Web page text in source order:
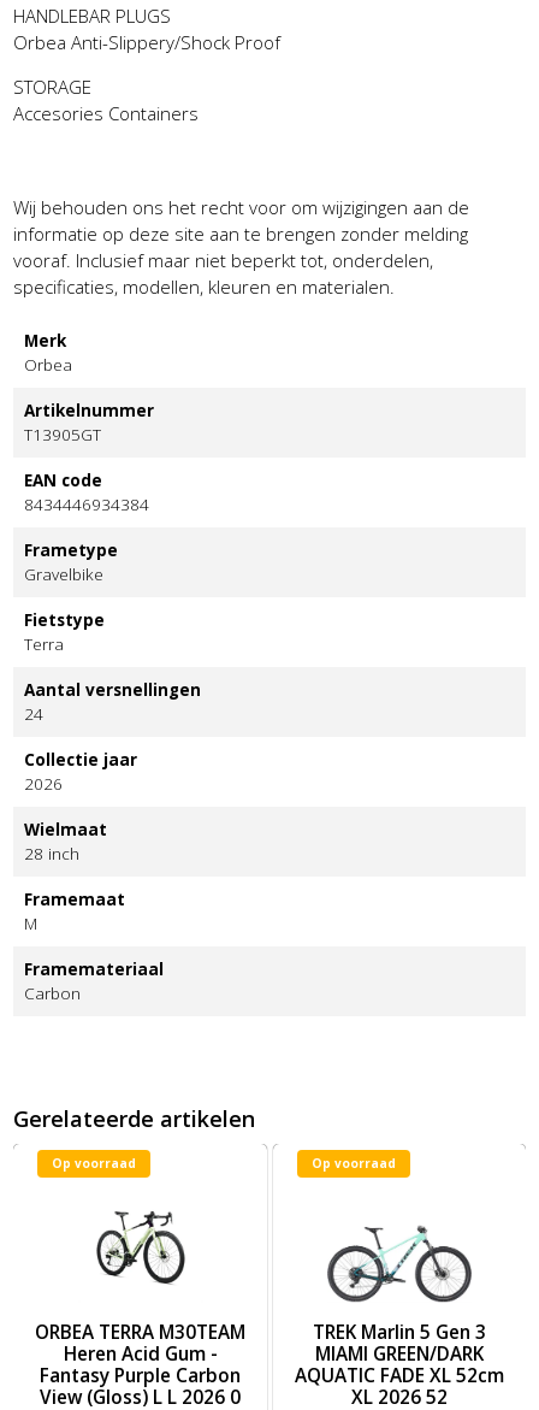
HANDLEBAR PLUGS
Orbea Anti-Slippery/Shock Proof
STORAGE
Accesories Containers
Wij behouden ons het recht voor om wijzigingen aan de
informatie op deze site aan te brengen zonder melding
vooraf. Inclusief maar niet beperkt tot, onderdelen,
specificaties, modellen, kleuren en materialen.
Merk
Orbea
Artikelnummer
T13905GT
EAN code
8434446934384
Frametype
Gravelbike
Fietstype
Terra
Aantal versnellingen
24
Collectie jaar
2026
Wielmaat
28 inch
Framemaat
M
Framemateriaal
Carbon
Gerelateerde artikelen
Op voorraad
ORBEA TERRA M30TEAM
Heren Acid Gum -
Fantasy Purple Carbon
View (Gloss) L L 2026 0
Op voorraad
TREK Marlin 5 Gen 3
MIAMI GREEN/DARK
AQUATIC FADE XL 52cm
XL 2026 52